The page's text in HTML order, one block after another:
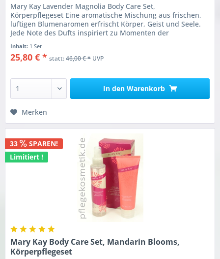
Mary Kay Lavender Magnolia Body Care Set,
Körperpflegeset Eine aromatische Mischung aus frischen,
luftigen Blumenaromen erfrischt Körper, Geist und Seele.
Jede Note des Dufts inspiriert zu Momenten der
Inhalt: 1 Set
25,80 € * statt:46,00 € *UVP
In den Warenkorb
Merken
33
SPAREN!
Limitiert !
Mary Kay Body Care Set, Mandarin Blooms,
Körperpflegeset